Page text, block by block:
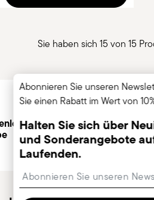
Sie haben sich 15 von 15
Footer
ServicesAbonnieren Sie unseren
Sie einen Rabatt im Wert von
Halten Sie sich über
und Sonderangebote
Laufenden.